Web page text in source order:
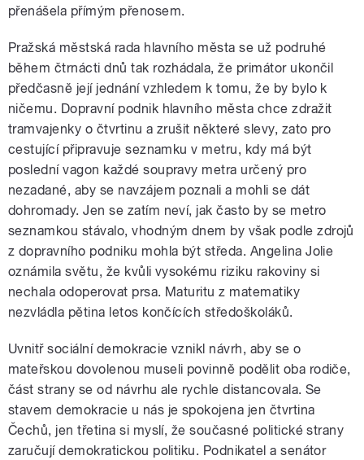
přenášela přímým přenosem.
Pražská městská rada hlavního města se už podruhé
během čtrnácti dnů tak rozhádala, že primátor ukončil
předčasně její jednání vzhledem k tomu, že by bylo k
ničemu. Dopravní podnik hlavního města chce zdražit
tramvajenky o čtvrtinu a zrušit některé slevy, zato pro
cestující připravuje seznamku v metru, kdy má být
poslední vagon každé soupravy metra určený pro
nezadané, aby se navzájem poznali a mohli se dát
dohromady. Jen se zatím neví, jak často by se metro
seznamkou stávalo, vhodným dnem by však podle zdrojů
z dopravního podniku mohla být středa. Angelina Jolie
oznámila světu, že kvůli vysokému riziku rakoviny si
nechala odoperovat prsa. Maturitu z matematiky
nezvládla pětina letos končících středoškoláků.
Uvnitř sociální demokracie vznikl návrh, aby se o
mateřskou dovolenou museli povinně podělit oba rodiče,
část strany se od návrhu ale rychle distancovala. Se
stavem demokracie u nás je spokojena jen čtvrtina
Čechů, jen třetina si myslí, že současné politické strany
zaručují demokratickou politiku. Podnikatel a senátor